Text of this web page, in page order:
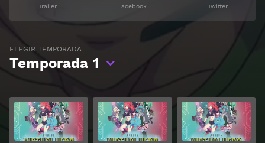
Trailer Facebook Twitter
ELEGIR TEMPORADA
Temporada 1
Ver Ver